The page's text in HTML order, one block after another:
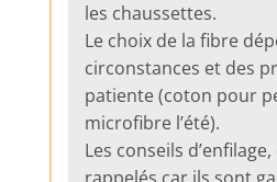
les chaussettes.
Le choix de la fibre
circonstances et des
patiente (coton pour
microfibre l’été).
Les conseils